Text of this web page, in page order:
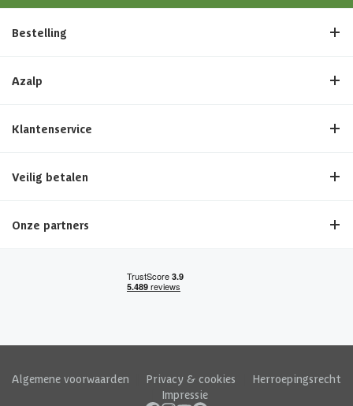
Bestelling
Azalp
Klantenservice
Veilig betalen
Onze partners
Algemene voorwaarden Privacy & cookies
Herroepingsrecht
Impressie